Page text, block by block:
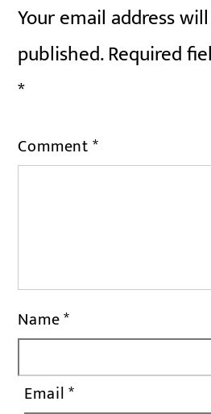
Your email address
published.Required
*
Comment*
Name*
Email*